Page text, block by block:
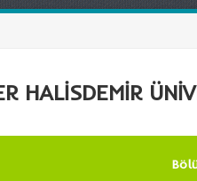
HALİSDEMİR